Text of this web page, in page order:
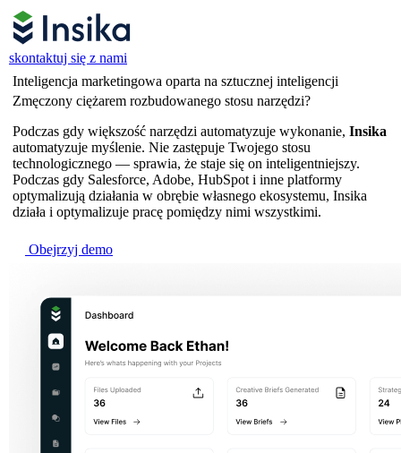
skontaktuj się z nami
Inteligencja marketingowa oparta na sztucznej inteligencji
Zmęczony ciężarem rozbudowanego stosu narzędzi?
Podczas gdy większość narzędzi automatyzuje wykonanie, Insika
automatyzuje myślenie. Nie zastępuje Twojego stosu
technologicznego — sprawia, że staje się on inteligentniejszy.
Podczas gdy Salesforce, Adobe, HubSpot i inne platformy
optymalizują działania w obrębie własnego ekosystemu, Insika
działa i optymalizuje pracę pomiędzy nimi wszystkimi.
Obejrzyj demo